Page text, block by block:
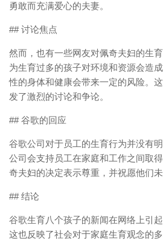
勇敢而充满爱心的夫妻。
## 讨论焦点
然而，也有一些网友对佩奇夫妇的生
为生育过多的孩子对环境和资源会造
性的身体和健康会带来一定的风险。
发了激烈的讨论和争论。
## 谷歌的回应
谷歌公司对于员工的生育行为并没有
公司会支持员工在家庭和工作之间取
奇夫妇的决定表示尊重，并祝愿他们
## 结论
谷歌生育八个孩子的新闻在网络上引
这也反映了社会对于家庭生育观念的